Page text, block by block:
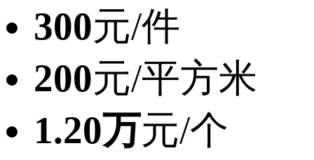
300元/件
200元/平方米
1.20万元/个